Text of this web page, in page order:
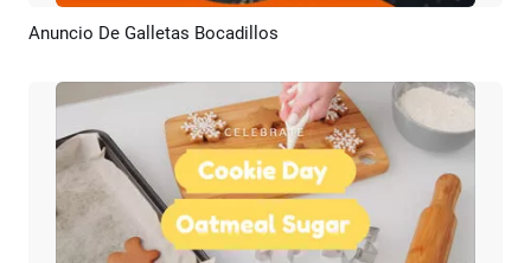
Previsualizar
Anuncio De Galletas Bocadillos